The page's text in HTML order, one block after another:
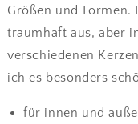
Größen und Formen.
traumhaft aus, aber
verschiedenen
ich es besonders
für innen und